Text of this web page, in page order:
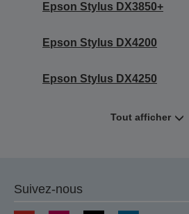
Epson Stylus DX3850+
Epson Stylus DX4200
Epson Stylus DX4250
Tout afficher
Suivez-nous